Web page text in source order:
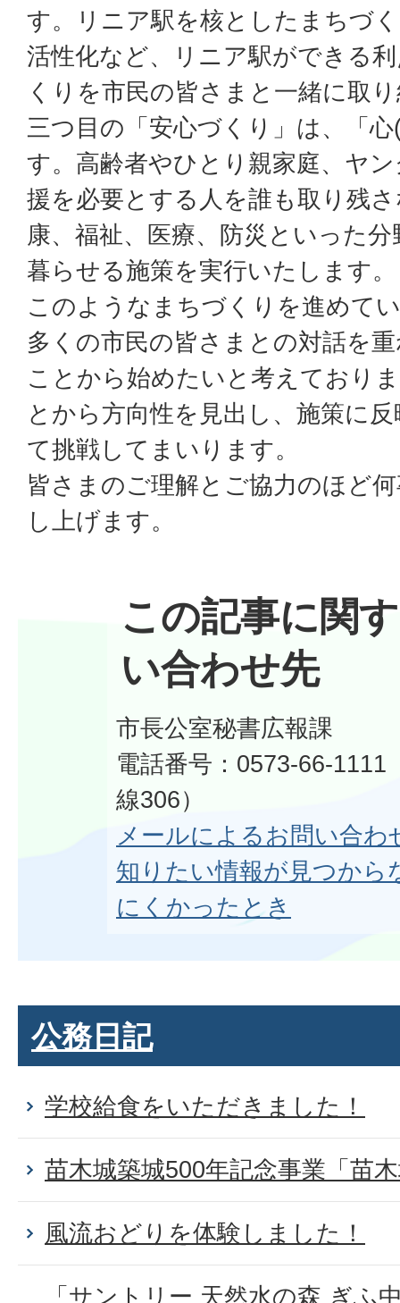
す。リニア駅を核としたまちづ
活性化など、リニア駅ができる
くりを市民の皆さまと一緒に取
三つ目の「安心づくり」は、「
す。高齢者やひとり親家庭、ヤ
援を必要とする人を誰も取り残
康、福祉、医療、防災といった
暮らせる施策を実行いたします。
このようなまちづくりを進めて
多くの市民の皆さまとの対話を
ことから始めたいと考えており
とから方向性を見出し、施策に
て挑戦してまいります。
皆さまのご理解とご協力のほど
し上げます。
この記事に関
い合わせ先
市長公室秘書広報課
電話番号：0573-66-1111
線306）
メールによるお問い合わ
知りたい情報が見つから
にくかったとき
公務日記
学校給食をいただきました！
苗木城築城500年記念事業「苗
風流おどりを体験しました！
「サントリー 天然水の森 ぎふ